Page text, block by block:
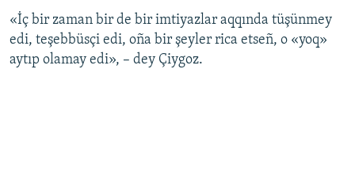
«İç bir zaman bir de bir imtiyazlar aqqında tüşünmey
edi, teşebbüsçi edi, oña bir şeyler rica etseñ, o «yoq»
aytıp olamay edi», – dey Çiygoz.